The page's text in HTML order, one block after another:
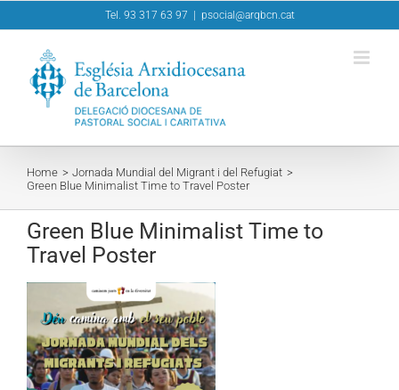
to
Tel. 93 317 63 97 psocial@arqbcn.cat
Home
Jornada Mundial del Migrant i del Refugiat
Green Blue Minimalist Time to Travel Poster
Green Blue Minimalist Time to
Travel Poster